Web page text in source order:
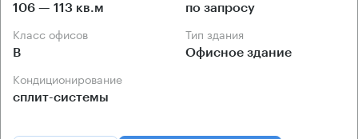
106 — 113 кв.м по запросу
Класс офисов
B
Тип здания
Офисное здание
Кондиционирование
сплит-системы